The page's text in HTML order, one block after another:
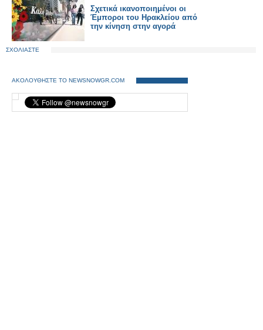
Σχετικά ικανοποιημένοι οι
Έμποροι του Ηρακλείου από
την κίνηση στην αγορά
ΣΧΟΛΙΑΣΤΕ
ΑΚΟΛΟΥΘΗΣΤΕ ΤΟ NEWSNOWGR.COM